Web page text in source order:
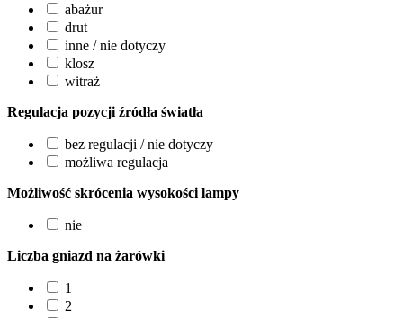
abażur
drut
inne / nie dotyczy
klosz
witraż
Regulacja pozycji źródła światła
bez regulacji / nie dotyczy
możliwa regulacja
Możliwość skrócenia wysokości lampy
nie
Liczba gniazd na żarówki
1
2